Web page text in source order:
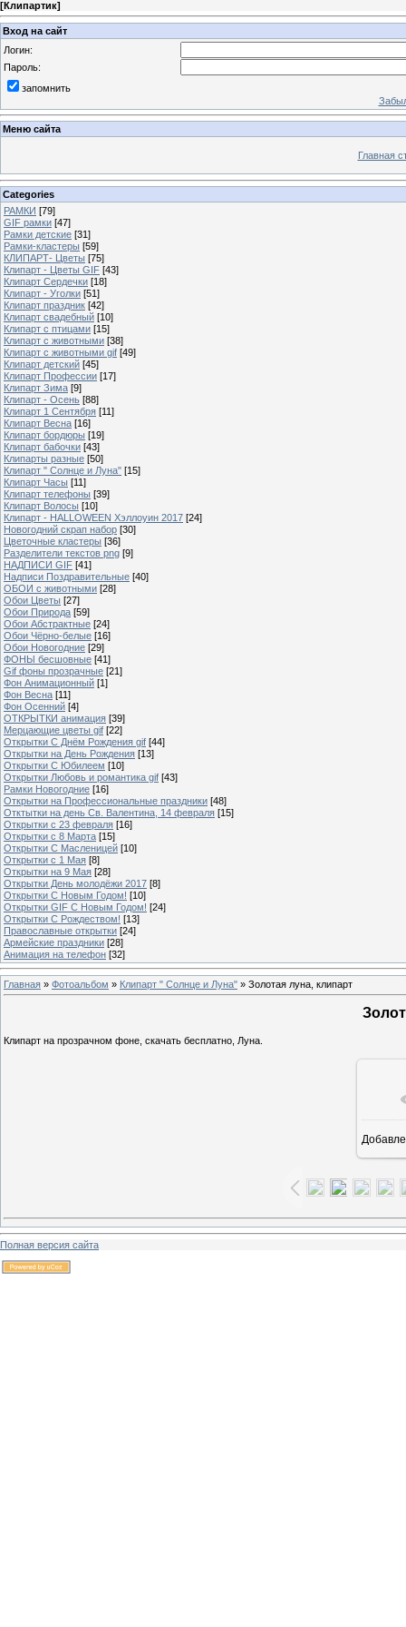
[Клипартик]
Вход на сайт
Логин:
Пароль:
запомнить
Меню сайта
Главная
Categories
РАМКИ [79]
GIF рамки [47]
Рамки детские [31]
Рамки-кластеры [59]
КЛИПАРТ- Цветы [75]
Клипарт - Цветы GIF [43]
Клипарт Сердечки [18]
Клипарт - Уголки [51]
Клипарт праздник [42]
Клипарт свадебный [10]
Клипарт с птицами [15]
Клипарт с животными [38]
Клипарт с животными gif [49]
Клипарт детский [45]
Клипарт Профессии [17]
Клипарт Зима [9]
Клипарт - Осень [88]
Клипарт 1 Сентября [11]
Клипарт Весна [16]
Клипарт бордюры [19]
Клипарт бабочки [43]
Клипарты разные [50]
Клипарт " Солнце и Луна" [15]
Клипарт Часы [11]
Клипарт телефоны [39]
Клипарт Волосы [10]
Клипарт - HALLOWEEN Хэллоуин 2017 [24]
Новогодний скрап набор [30]
Цветочные кластеры [36]
Разделители текстов png [9]
НАДПИСИ GIF [41]
Надписи Поздравительные [40]
ОБОИ с животными [28]
Обои Цветы [27]
Обои Природа [59]
Обои Абстрактные [24]
Обои Чёрно-белые [16]
Обои Новогодние [29]
ФОНЫ бесшовные [41]
Gif фоны прозрачные [21]
Фон Анимационный [1]
Фон Весна [11]
Фон Осенний [4]
ОТКРЫТКИ анимация [39]
Мерцающие цветы gif [22]
Открытки С Днём Рождения gif [44]
Открытки на День Рождения [13]
Открытки С Юбилеем [10]
Открытки Любовь и романтика gif [43]
Рамки Новогодние [16]
Открытки на Профессиональные праздники [48]
Отктытки на день Св. Валентина, 14 февраля [15]
Открытки с 23 февраля [16]
Открытки с 8 Марта [15]
Открытки С Масленицей [10]
Открытки с 1 Мая [8]
Открытки на 9 Мая [28]
Открытки День молодёжи 2017 [8]
Открытки С Новым Годом! [10]
Открытки GIF С Новым Годом! [24]
Открытки С Рождеством! [13]
Православные открытки [24]
Армейские праздники [28]
Анимация на телефон [32]
Главная » Фотоальбом » Клипарт " Солнце и Луна" » Золотая луна, клипарт
Клипарт на прозрачном фоне, скачать бесплатно, Луна.
Полная версия сайта